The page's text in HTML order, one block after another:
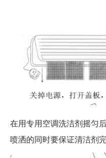
在用专用空调洗洁剂摇匀
喷洒的同时要保证清洁剂